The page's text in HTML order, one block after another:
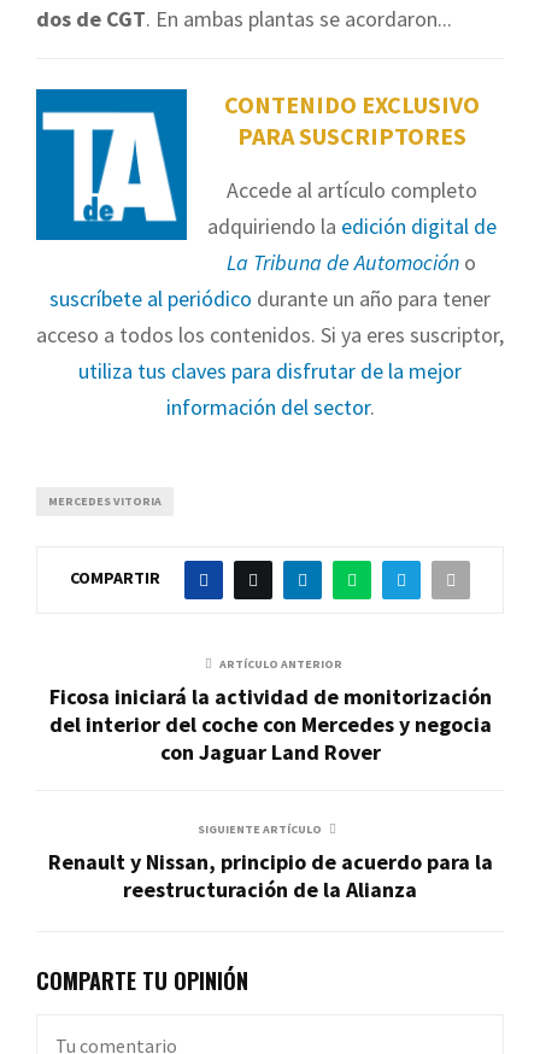
dos de CGT. En ambas plantas se acordaron...
CONTENIDO EXCLUSIVO
PARA SUSCRIPTORES
Accede al artículo completo
adquiriendo la edición digital de
La Tribuna de Automoción o
suscríbete al periódico durante un año para tener
acceso a todos los contenidos. Si ya eres suscriptor,
utiliza tus claves para disfrutar de la mejor
información del sector.
MERCEDES VITORIA
COMPARTIR
ARTÍCULO ANTERIOR
Ficosa iniciará la actividad de monitorización
del interior del coche con Mercedes y negocia
con Jaguar Land Rover
SIGUIENTE ARTÍCULO
Renault y Nissan, principio de acuerdo para la
reestructuración de la Alianza
COMPARTE TU OPINIÓN